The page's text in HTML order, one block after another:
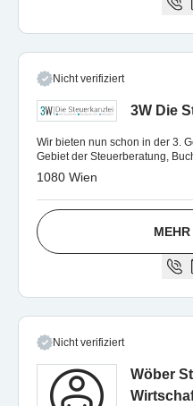
Nicht verifiziert
3W Die
Wir bieten nun schon in der 3.
Gebiet der Steuerberatung,
Dienstleistungen.
1080 Wien
Nicht verifiziert
Wöber